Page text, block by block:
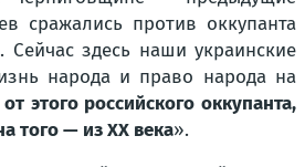
сражались против оккупанта
здесь наши украинские
народа и право народа на
этого российскогооккупанта,
того — из ХХ века».